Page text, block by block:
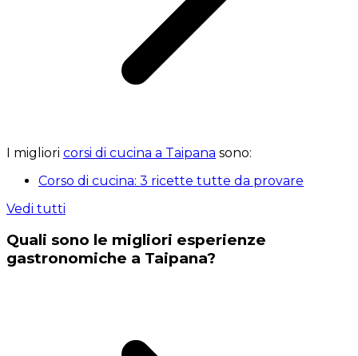
I migliori corsi di cucina a Taipana sono:
Corso di cucina: 3 ricette tutte da provare
Vedi tutti
Quali sono le migliori esperienze
gastronomiche a Taipana?